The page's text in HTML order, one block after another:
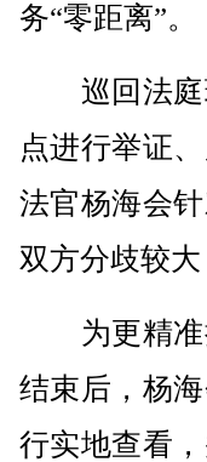
务“零距离”。
巡回法庭
点进行举证
法官杨海会
双方分歧较大
为更精准
结束后，杨
行实地查看